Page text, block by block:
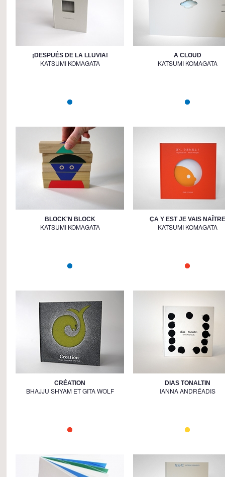
¡DESPUÉS DE LA LLUVIA!
KATSUMI KOMAGATA
A CLOUD
KATSUMI KOMAGATA
BLOCK'N BLOCK
KATSUMI KOMAGATA
ÇA Y EST JE VAIS NAÎTRE
KATSUMI KOMAGATA
CRÉATION
BHAJJU SHYAM ET GITA WOLF
DIAS TONALTIN
IANNA ANDRÉADIS